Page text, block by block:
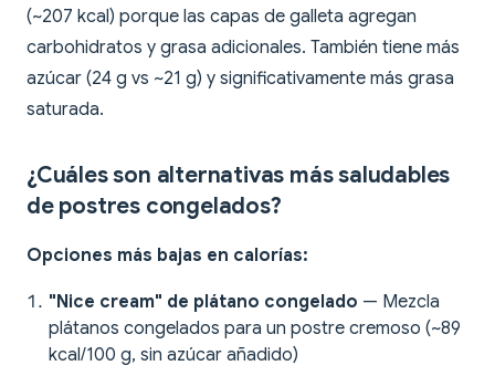
(~207 kcal) porque las capas de galleta agregan
carbohidratos y grasa adicionales. También tiene más
azúcar (24 g vs ~21 g) y significativamente más grasa
saturada.
¿Cuáles son alternativas más saludables
de postres congelados?
Opciones más bajas en calorías:
"Nice cream" de plátano congelado — Mezcla
plátanos congelados para un postre cremoso (~89
kcal/100 g, sin azúcar añadido)